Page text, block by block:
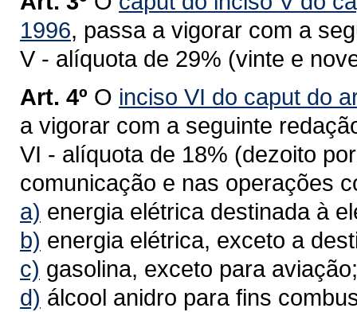
1996, passa a vigorar com a
V - alíquota de 29% (vinte e
Art. 4º O inciso VI do caput do
a vigorar com a seguinte
VI - alíquota de 18% (dezoito
comunicação e nas operações
a) energia elétrica destinada à
b) energia elétrica, exceto a
c) gasolina, exceto para aviação;
d) álcool anidro para fins